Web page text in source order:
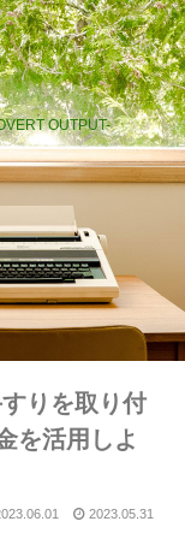
OUTPUT-
りを取り付
を活用しよ
2023.05.31